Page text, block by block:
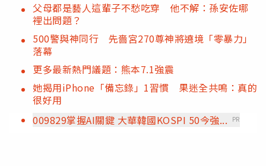
父母都是藝人這輩子不愁吃穿 他不解：孫安佐哪
裡出問題？
500警與神同行 先嗇宮270尊神將遶境「零暴力」
落幕
更多最新熱門議題：熊本7.1強震
她揭用iPhone「備忘錄」1習慣 果迷全共鳴：真的
很好用
009829掌握AI關鍵 大華韓國KOSPI 50今強...
PR